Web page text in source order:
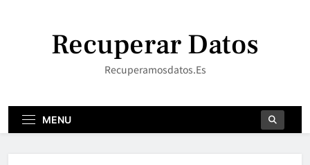
Recuperar Datos
Recuperamosdatos.es
MENU